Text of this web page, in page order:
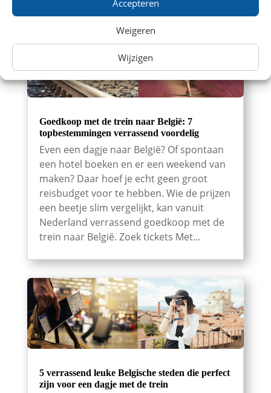
Accepteren
Weigeren
Wijzigen
Goedkoop met de trein naar België: 7
topbestemmingen verrassend voordelig
Even een dagje naar België? Of spontaan
een hotel boeken en er een weekend van
maken? Daar hoef je echt geen groot
reisbudget voor te hebben. Wie de prijzen
een beetje slim vergelijkt, kan vanuit
Nederland verrassend goedkoop met de
trein naar België. Zoek tickets Met...
5 verrassend leuke Belgische steden die perfect
zijn voor een dagje met de trein